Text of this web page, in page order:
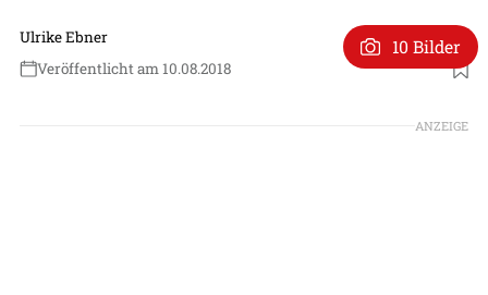
Ulrike Ebner
Veröffentlicht am 10.08.2018
10 Bilder
ANZEIGE